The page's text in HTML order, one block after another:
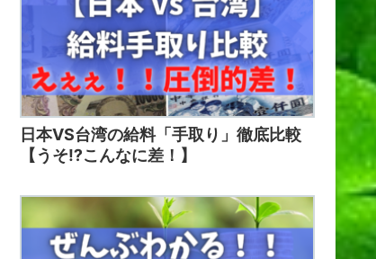
日本VS台湾の給料「手取り」徹底比較
【うそ⁉こんなに差！】